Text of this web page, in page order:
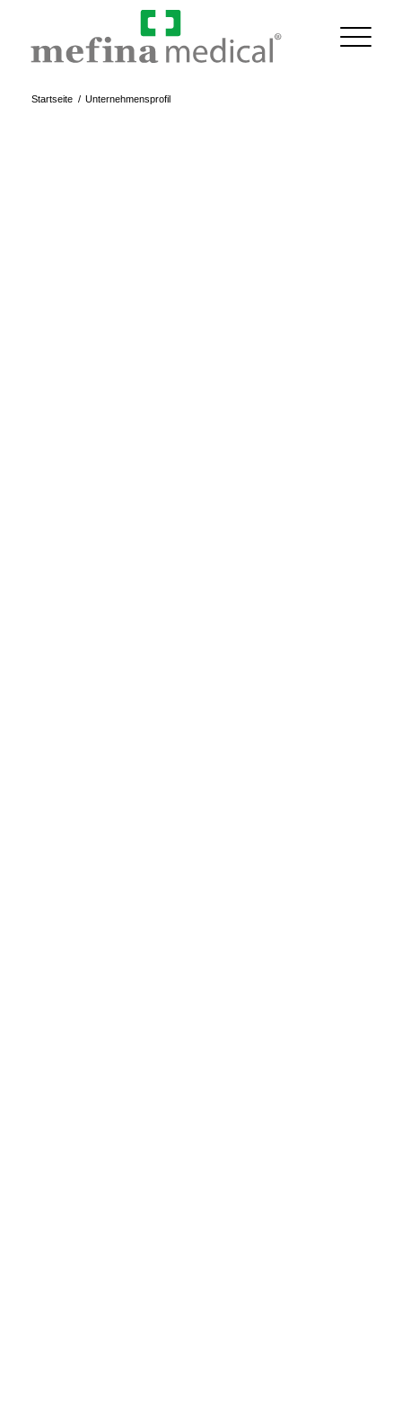
Startseite / Unternehmensprofil